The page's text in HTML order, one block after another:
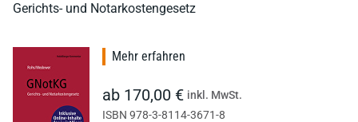
Gerichts- und Notarkostengesetz
Mehr erfahren
ab 170,00 € inkl. MwSt.
ISBN 978-3-8114-3671-8